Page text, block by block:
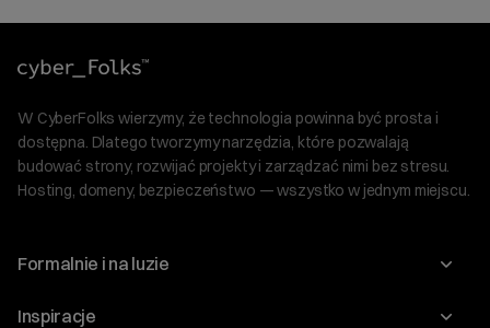
W CyberFolks wierzymy, że technologia powinna być prosta i
dostępna. Dlatego tworzymy narzędzia, które pozwalają
budować strony, rozwijać projekty i zarządzać nimi bez stresu.
Hosting, domeny, bezpieczeństwo — wszystko w jednym miejscu.
Formalnie i na luzie
O nas
Inspiracje